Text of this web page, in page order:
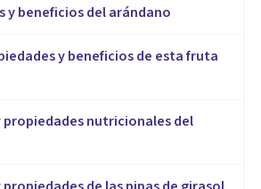
y beneficios del arándano
y beneficios de esta fruta
propiedades nutricionales del